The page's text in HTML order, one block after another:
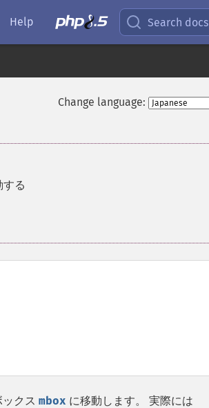
Help Search docs
Change language:
る
クス mbox に移動します。 実際には